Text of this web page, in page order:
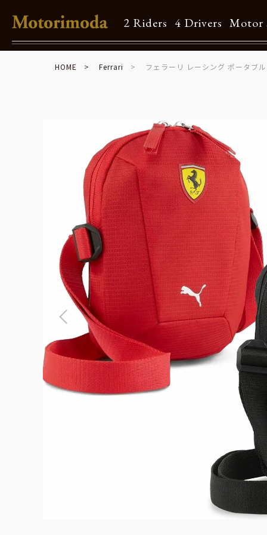
2 Riders 4 Drivers Motor
Shop Info
Brand list
Guide
ご利用ガイド
よくある質問
お問合せ
HOME Ferrari フェラーリ レーシング ポータブ